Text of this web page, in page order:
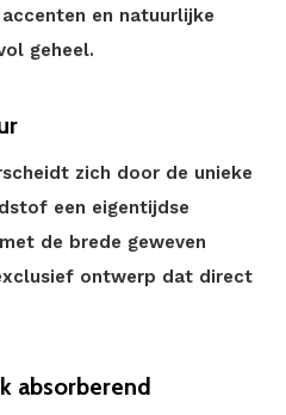
en natuurlijke
geheel.
zich door de unieke
een eigentijdse
de brede geweven
ontwerp dat direct
absorberend